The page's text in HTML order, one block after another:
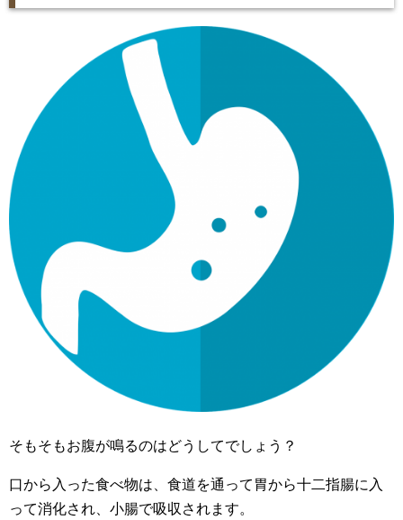
そもそもお腹が鳴るのはどうしてでしょう？
口から入った食べ物は、食道を通って胃から十二指腸に入
って消化され、小腸で吸収されます。